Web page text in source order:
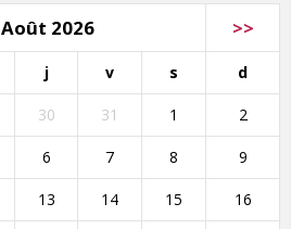
Août 2026 >>
j v s d
30 31 1 2
6 7 8 9
13 14 15 16